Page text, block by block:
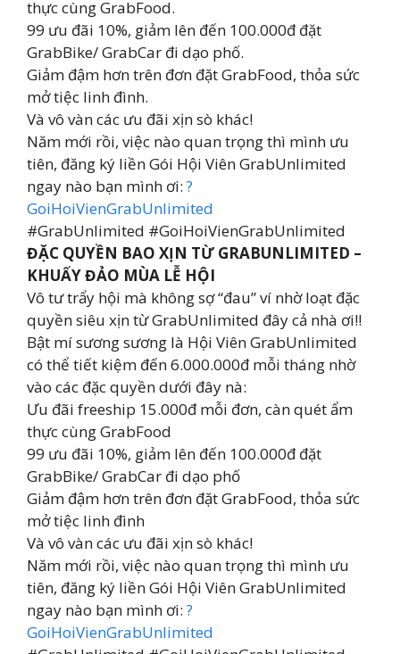
thực cùng GrabFood.
99 ưu đãi 10%, giảm lên đến 100.000đ đặt
GrabBike/ GrabCar đi dạo phố.
Giảm đậm hơn trên đơn đặt GrabFood, thỏa sức
mở tiệc linh đình.
Và vô vàn các ưu đãi xịn sò khác!
Năm mới rồi, việc nào quan trọng thì mình ưu
tiên, đăng ký liền Gói Hội Viên GrabUnlimited
ngay nào bạn mình ơi: ?
GoiHoiVienGrabUnlimited
#GrabUnlimited #GoiHoiVienGrabUnlimited
ĐẶC QUYỀN BAO XỊN TỪ GRABUNLIMITED –
KHUẤY ĐẢO MÙA LỄ HỘI
Vô tư trẩy hội mà không sợ “đau” ví nhờ loạt đặc
quyền siêu xịn từ GrabUnlimited đây cả nhà ơi!!
Bật mí sương sương là Hội Viên GrabUnlimited
có thể tiết kiệm đến 6.000.000đ mỗi tháng nhờ
vào các đặc quyền dưới đây nà:
Ưu đãi freeship 15.000đ mỗi đơn, càn quét ẩm
thực cùng GrabFood
99 ưu đãi 10%, giảm lên đến 100.000đ đặt
GrabBike/ GrabCar đi dạo phố
Giảm đậm hơn trên đơn đặt GrabFood, thỏa sức
mở tiệc linh đình
Và vô vàn các ưu đãi xịn sò khác!
Năm mới rồi, việc nào quan trọng thì mình ưu
tiên, đăng ký liền Gói Hội Viên GrabUnlimited
ngay nào bạn mình ơi: ?
GoiHoiVienGrabUnlimited